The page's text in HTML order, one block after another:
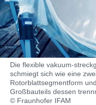
Die flexible vakuum-
schmiegt sich wie eine
Rotorblattsegmentform
Großbauteils dessen
© Fraunhofer IFAM